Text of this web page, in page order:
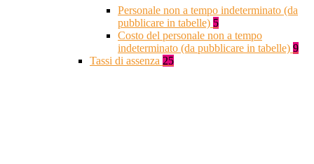
Personale non a tempo indeterminato (da
pubblicare in tabelle) 5
Costo del personale non a tempo
indeterminato (da pubblicare in tabelle) 9
Tassi di assenza 25